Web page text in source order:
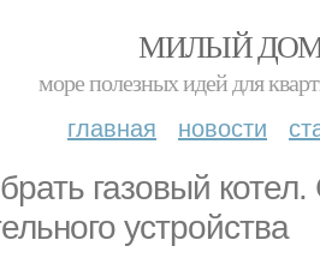
МИЛЫЙ
море полезных идей для
главная новости
газовый
устройства